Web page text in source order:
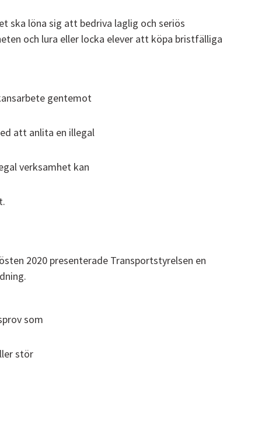
ska löna sig att bedriva laglig och seriös
och lura eller locka elever att köpa bristfälliga
gentemot
att anlita en illegal
verksamhet kan
2020 presenterade Transportstyrelsen en
som
stör